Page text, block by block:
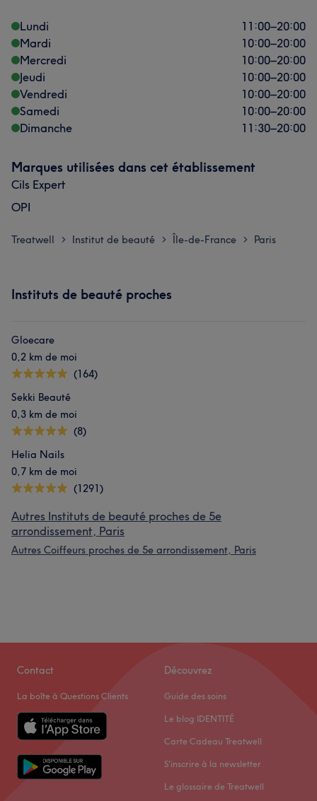
Lundi 11:00–20:00
Mardi
10:00–20:00
Mercredi
10:00–20:00
Jeudi
10:00–20:00
Vendredi
10:00–20:00
Samedi
10:00–20:00
Dimanche
11:30–20:00
Marques utilisées dans cet établissement
Cils Expert
OPI
Treatwell > Institut de beauté > Île-de-France > Paris
Instituts de beauté proches
Gloecare
0,2 km de moi
(164)
Sekki Beauté
0,3 km de moi
(8)
Helia Nails
0,7 km de moi
(1291)
Autres Instituts de beauté proches de 5e
arrondissement, Paris
Autres Coiffeurs proches de 5e arrondissement, Paris
Contact
La boîte à Questions Clients
Découvrez
Guide des soins
Le blog IDENTITÉ
Carte Cadeau Treatwell
S'inscrire à la newsletter
Le glossaire de Treatwell